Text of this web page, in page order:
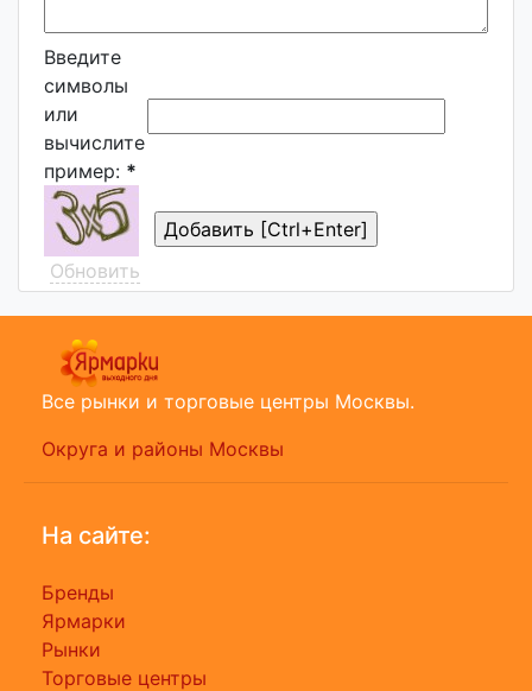
Введите
символы
или
вычислите
пример: *
Обновить
Все рынки и торговые центры Москвы.
Округа и районы Москвы
На сайте:
Бренды
Ярмарки
Рынки
Торговые центры